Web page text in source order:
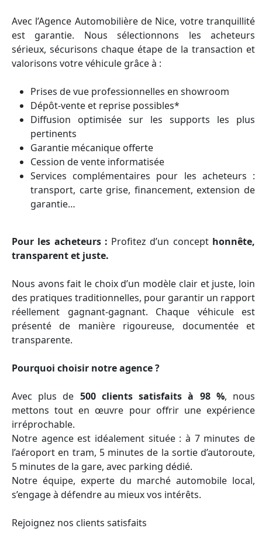
Avec l’Agence Automobilière de Nice, votre tranquillité
est garantie. Nous sélectionnons les acheteurs
sérieux, sécurisons chaque étape de la transaction et
valorisons votre véhicule grâce à :
Prises de vue professionnelles en showroom
Dépôt-vente et reprise possibles*
Diffusion optimisée sur les supports les plus
pertinents
Garantie mécanique offerte
Cession de vente informatisée
Services complémentaires pour les acheteurs :
transport, carte grise, financement, extension de
garantie…
Pour les acheteurs : Profitez d’un concept honnête,
transparent et juste.
Nous avons fait le choix d’un modèle clair et juste, loin
des pratiques traditionnelles, pour garantir un rapport
réellement gagnant-gagnant. Chaque véhicule est
présenté de manière rigoureuse, documentée et
transparente.
Pourquoi choisir notre agence ?
Avec plus de 500 clients satisfaits à 98 %, nous
mettons tout en œuvre pour offrir une expérience
irréprochable.
Notre agence est idéalement située : à 7 minutes de
l’aéroport en tram, 5 minutes de la sortie d’autoroute,
5 minutes de la gare, avec parking dédié.
Notre équipe, experte du marché automobile local,
s’engage à défendre au mieux vos intérêts.
Rejoignez nos clients satisfaits